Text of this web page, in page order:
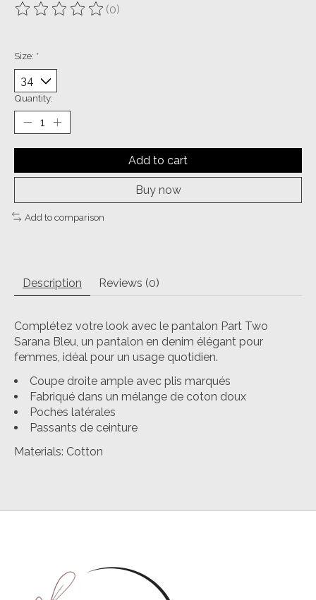
The rating of this product is
(0)
Size: *
Quantity:
Add to cart
Buy now
Add to comparison
Description Reviews (0)
Complétez votre look avec le pantalon Part Two
Sarana Bleu, un pantalon en denim élégant pour
femmes, idéal pour un usage quotidien.
Coupe droite ample avec plis marqués
Fabriqué dans un mélange de coton doux
Poches latérales
Passants de ceinture
Materials: Cotton